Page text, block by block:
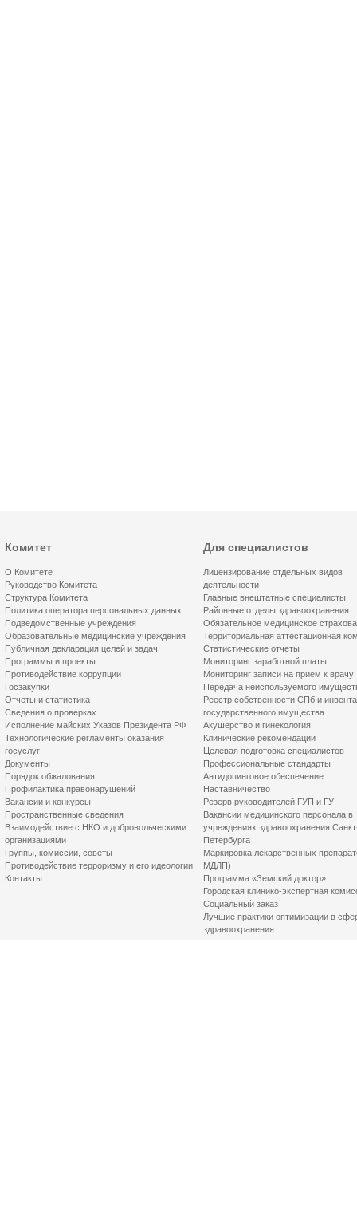
Комитет
О Комитете
Руководство Комитета
Структура Комитета
Политика оператора персональных данных
Подведомственные учреждения
Образовательные медицинские учреждения
Публичная декларация целей и задач
Программы и проекты
Противодействие коррупции
Госзакупки
Отчеты и статистика
Сведения о проверках
Исполнение майских Указов Президента РФ
Технологические регламенты оказания
госуслуг
Документы
Порядок обжалования
Профилактика правонарушений
Вакансии и конкурсы
Пространственные сведения
Взаимодействие с НКО и добровольческими
организациями
Группы, комиссии, советы
Противодействие терроризму и его идеологии
Контакты
Для специалистов
Лицензирование отдельных видов
деятельности
Главные внештатные специалисты
Районные отделы здравоохранения
Обязательное медицинское
Территориальная аттестационная
Статистические отчеты
Мониторинг заработной платы
Мониторинг записи на прием к врачу
Передача неиспользуемого
Реестр собственности СПб и
государственного имущества
Акушерство и гинекология
Клинические рекомендации
Целевая подготовка специалистов
Профессиональные стандарты
Антидопинговое обеспечение
Наставничество
Резерв руководителей ГУП и ГУ
Вакансии медицинского персонала в
учреждениях здравоохранения
Петербурга
Маркировка лекарственных
МДЛП)
Программа «Земский доктор»
Городская клинико-экспертная
Социальный заказ
Лучшие практики оптимизации в
здравоохранения